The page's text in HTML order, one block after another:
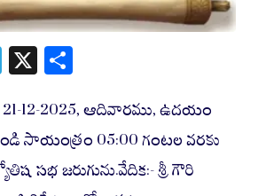
Te
le
gr
a
m
X ha
re
21-12-2025, ఆదివారము, ఉదయం
సాయంత్రం 05:00 గంటల వరకు
సభ జరుగును.వేదిక:- శ్రీ గౌరి